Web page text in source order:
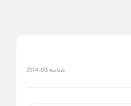
شناسه کالا:2514